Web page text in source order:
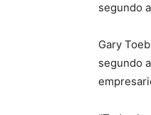
segundo
Gary
segundo